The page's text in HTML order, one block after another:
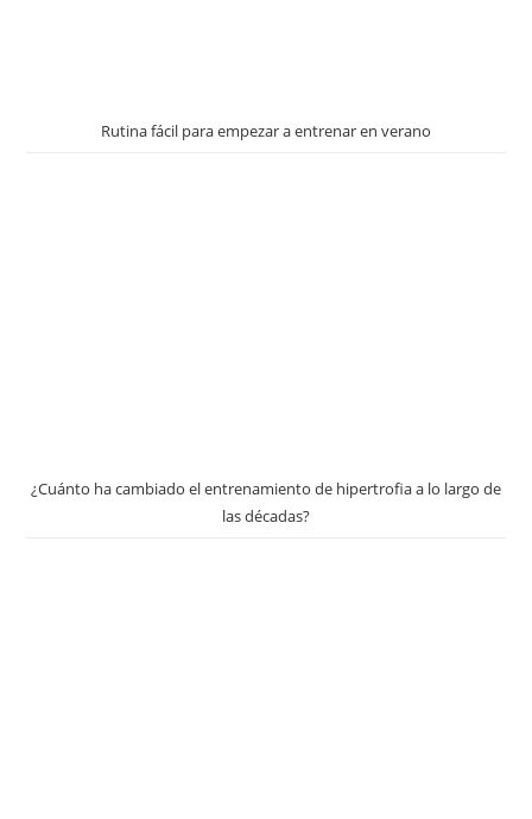
Rutina fácil para empezar a entrenar en verano
¿Cuánto ha cambiado el entrenamiento de hipertrofia a lo largo de
las décadas?